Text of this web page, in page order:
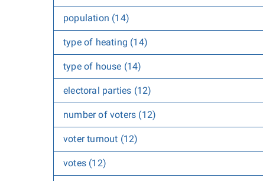
population (14)
type of heating (14)
type of house (14)
electoral parties (12)
number of voters (12)
voter turnout (12)
votes (12)